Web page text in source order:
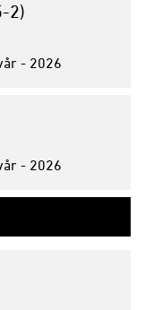
2)
- 2026
- 2026